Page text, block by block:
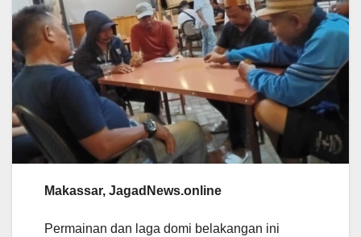
Makassar, JagadNews.online
Permainan dan laga domi belakangan ini